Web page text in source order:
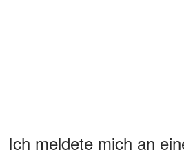
Ich meldete mich an